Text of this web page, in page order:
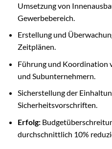
Umsetzung von
Gewerbebereich.
Erstellung und
Zeitplänen.
Führung und Koordination
und Subunternehmern.
Sicherstellung der
Sicherheitsvorschriften.
Erfolg:
durchschnittlich 10%